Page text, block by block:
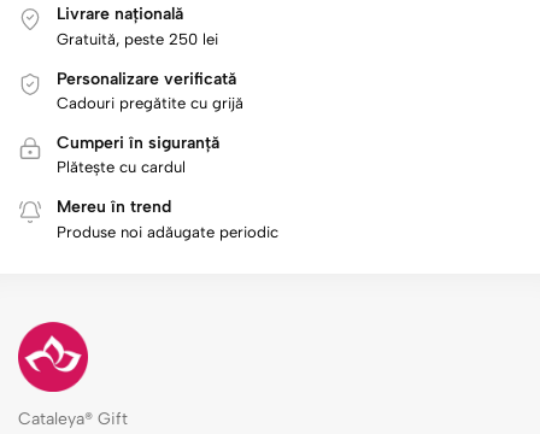
Livrare națională
Gratuită, peste 250 lei
Personalizare verificată
Cadouri pregătite cu grijă
Cumperi în siguranță
Plătește cu cardul
Mereu în trend
Produse noi adăugate periodic
Cataleya® Gift